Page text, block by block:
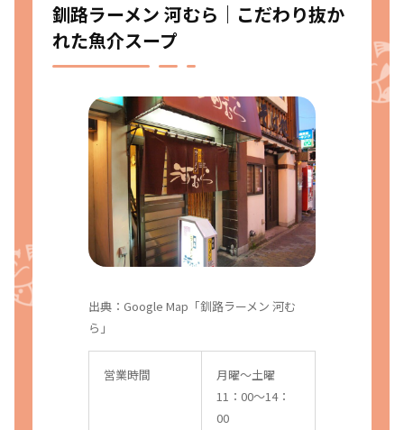
釧路ラーメン 河むら｜こだわり抜か
れた魚介スープ
出典：Google Map「釧路ラーメン 河む
ら」
営業時間
月曜〜土曜
11：00～14：
00